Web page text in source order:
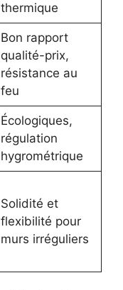
thermique
Bon rapport
qualité-prix,
résistance au
feu
Écologiques,
régulation
hygrométrique
Solidité et
flexibilité pour
murs irréguliers